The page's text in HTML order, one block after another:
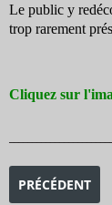
Le public y
trop rarement
Cliquez sur
ARTICLE
PRÉCÉDENT